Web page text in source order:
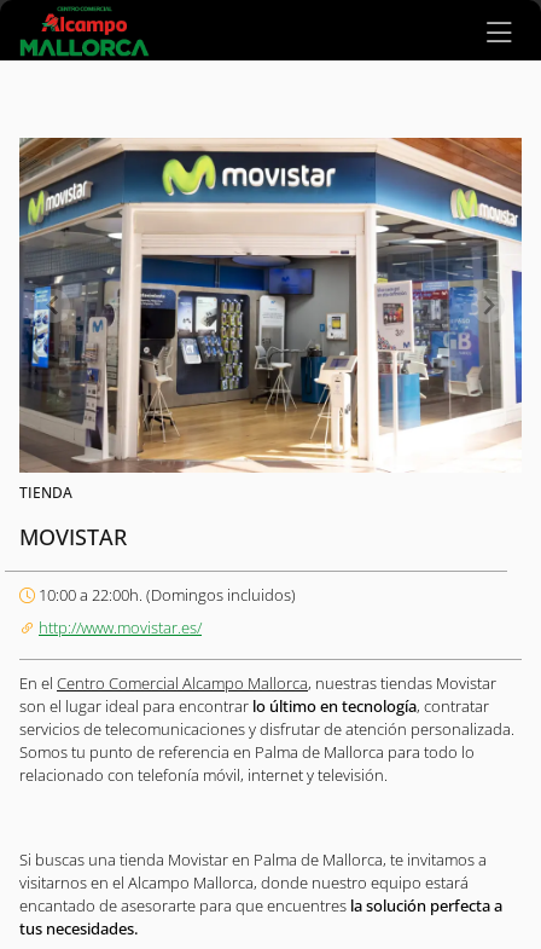
Ir al contenido principal
TIENDA
MOVISTAR
10:00 a 22:00h. (Domingos incluidos)
http://www.movistar.es/
En el Centro Comercial Alcampo Mallorca, nuestras tiendas Movistar
son el lugar ideal para encontrar lo último en tecnología, contratar
servicios de telecomunicaciones y disfrutar de atención personalizada.
Somos tu punto de referencia en Palma de Mallorca para todo lo
relacionado con telefonía móvil, internet y televisión.
Si buscas una tienda Movistar en Palma de Mallorca, te invitamos a
visitarnos en el Alcampo Mallorca, donde nuestro equipo estará
encantado de asesorarte para que encuentres la solución perfecta a
tus necesidades.